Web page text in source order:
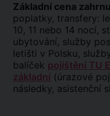
Základní cena
poplatky, transfery:
10, 11 nebo 14 nocí,
ubytování, služby
letišti v Polsku,
balíček pojištění TU
základní (úrazové
následky, asistenční